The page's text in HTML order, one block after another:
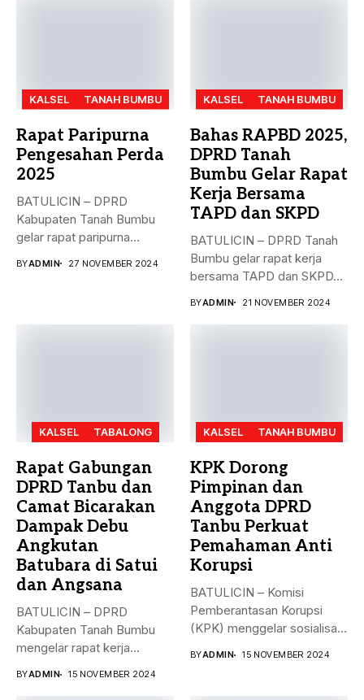
KALSEL TANAH BUMBU
Rapat Paripurna
Pengesahan Perda
2025
BATULICIN – DPRD
Kabupaten Tanah Bumbu
gelar rapat paripurna
BYADMIN 27 NOVEMBER 2024
KALSEL TANAH BUMBU
Bahas RAPBD 2025,
DPRD Tanah
Bumbu Gelar Rapat
Kerja Bersama
TAPD dan SKPD
BATULICIN – DPRD Tanah
Bumbu gelar rapat kerja
bersama TAPD dan SKPD...
BYADMIN 21 NOVEMBER 2024
KALSEL TABALONG
Rapat Gabungan
DPRD Tanbu dan
Camat Bicarakan
Dampak Debu
Angkutan
Batubara di Satui
dan Angsana
BATULICIN – DPRD
Kabupaten Tanah Bumbu
mengelar rapat kerja
BYADMIN 15 NOVEMBER 2024
KALSEL TANAH BUMBU
KPK Dorong
Pimpinan dan
Anggota DPRD
Tanbu Perkuat
Pemahaman Anti
Korupsi
BATULICIN – Komisi
Pemberantasan Korupsi
(KPK) menggelar sosialisasi
BYADMIN 15 NOVEMBER 2024